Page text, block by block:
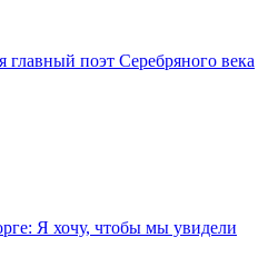
главный поэт Серебряного века
Я хочу, чтобы мы увидели